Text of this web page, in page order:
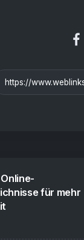
für mehr